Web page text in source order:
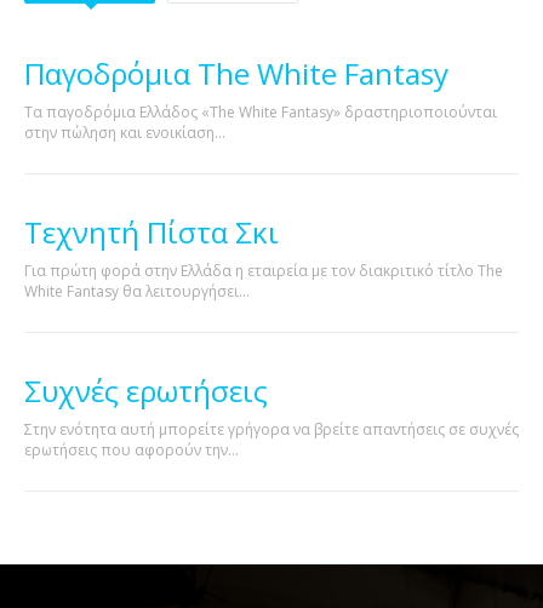
Παγοδρόμια The White Fantasy
Τα παγοδρόμια Ελλάδος «The White Fantasy» δραστηριοποιούνται
στην πώληση και ενοικίαση...
Τεχνητή Πίστα Σκι
Για πρώτη φορά στην Ελλάδα η εταιρεία με τον διακριτικό τίτλο The
White Fantasy θα λειτουργήσει...
Συχνές ερωτήσεις
Στην ενότητα αυτή μπορείτε γρήγορα να βρείτε απαντήσεις σε συχνές
ερωτήσεις που αφορούν την...